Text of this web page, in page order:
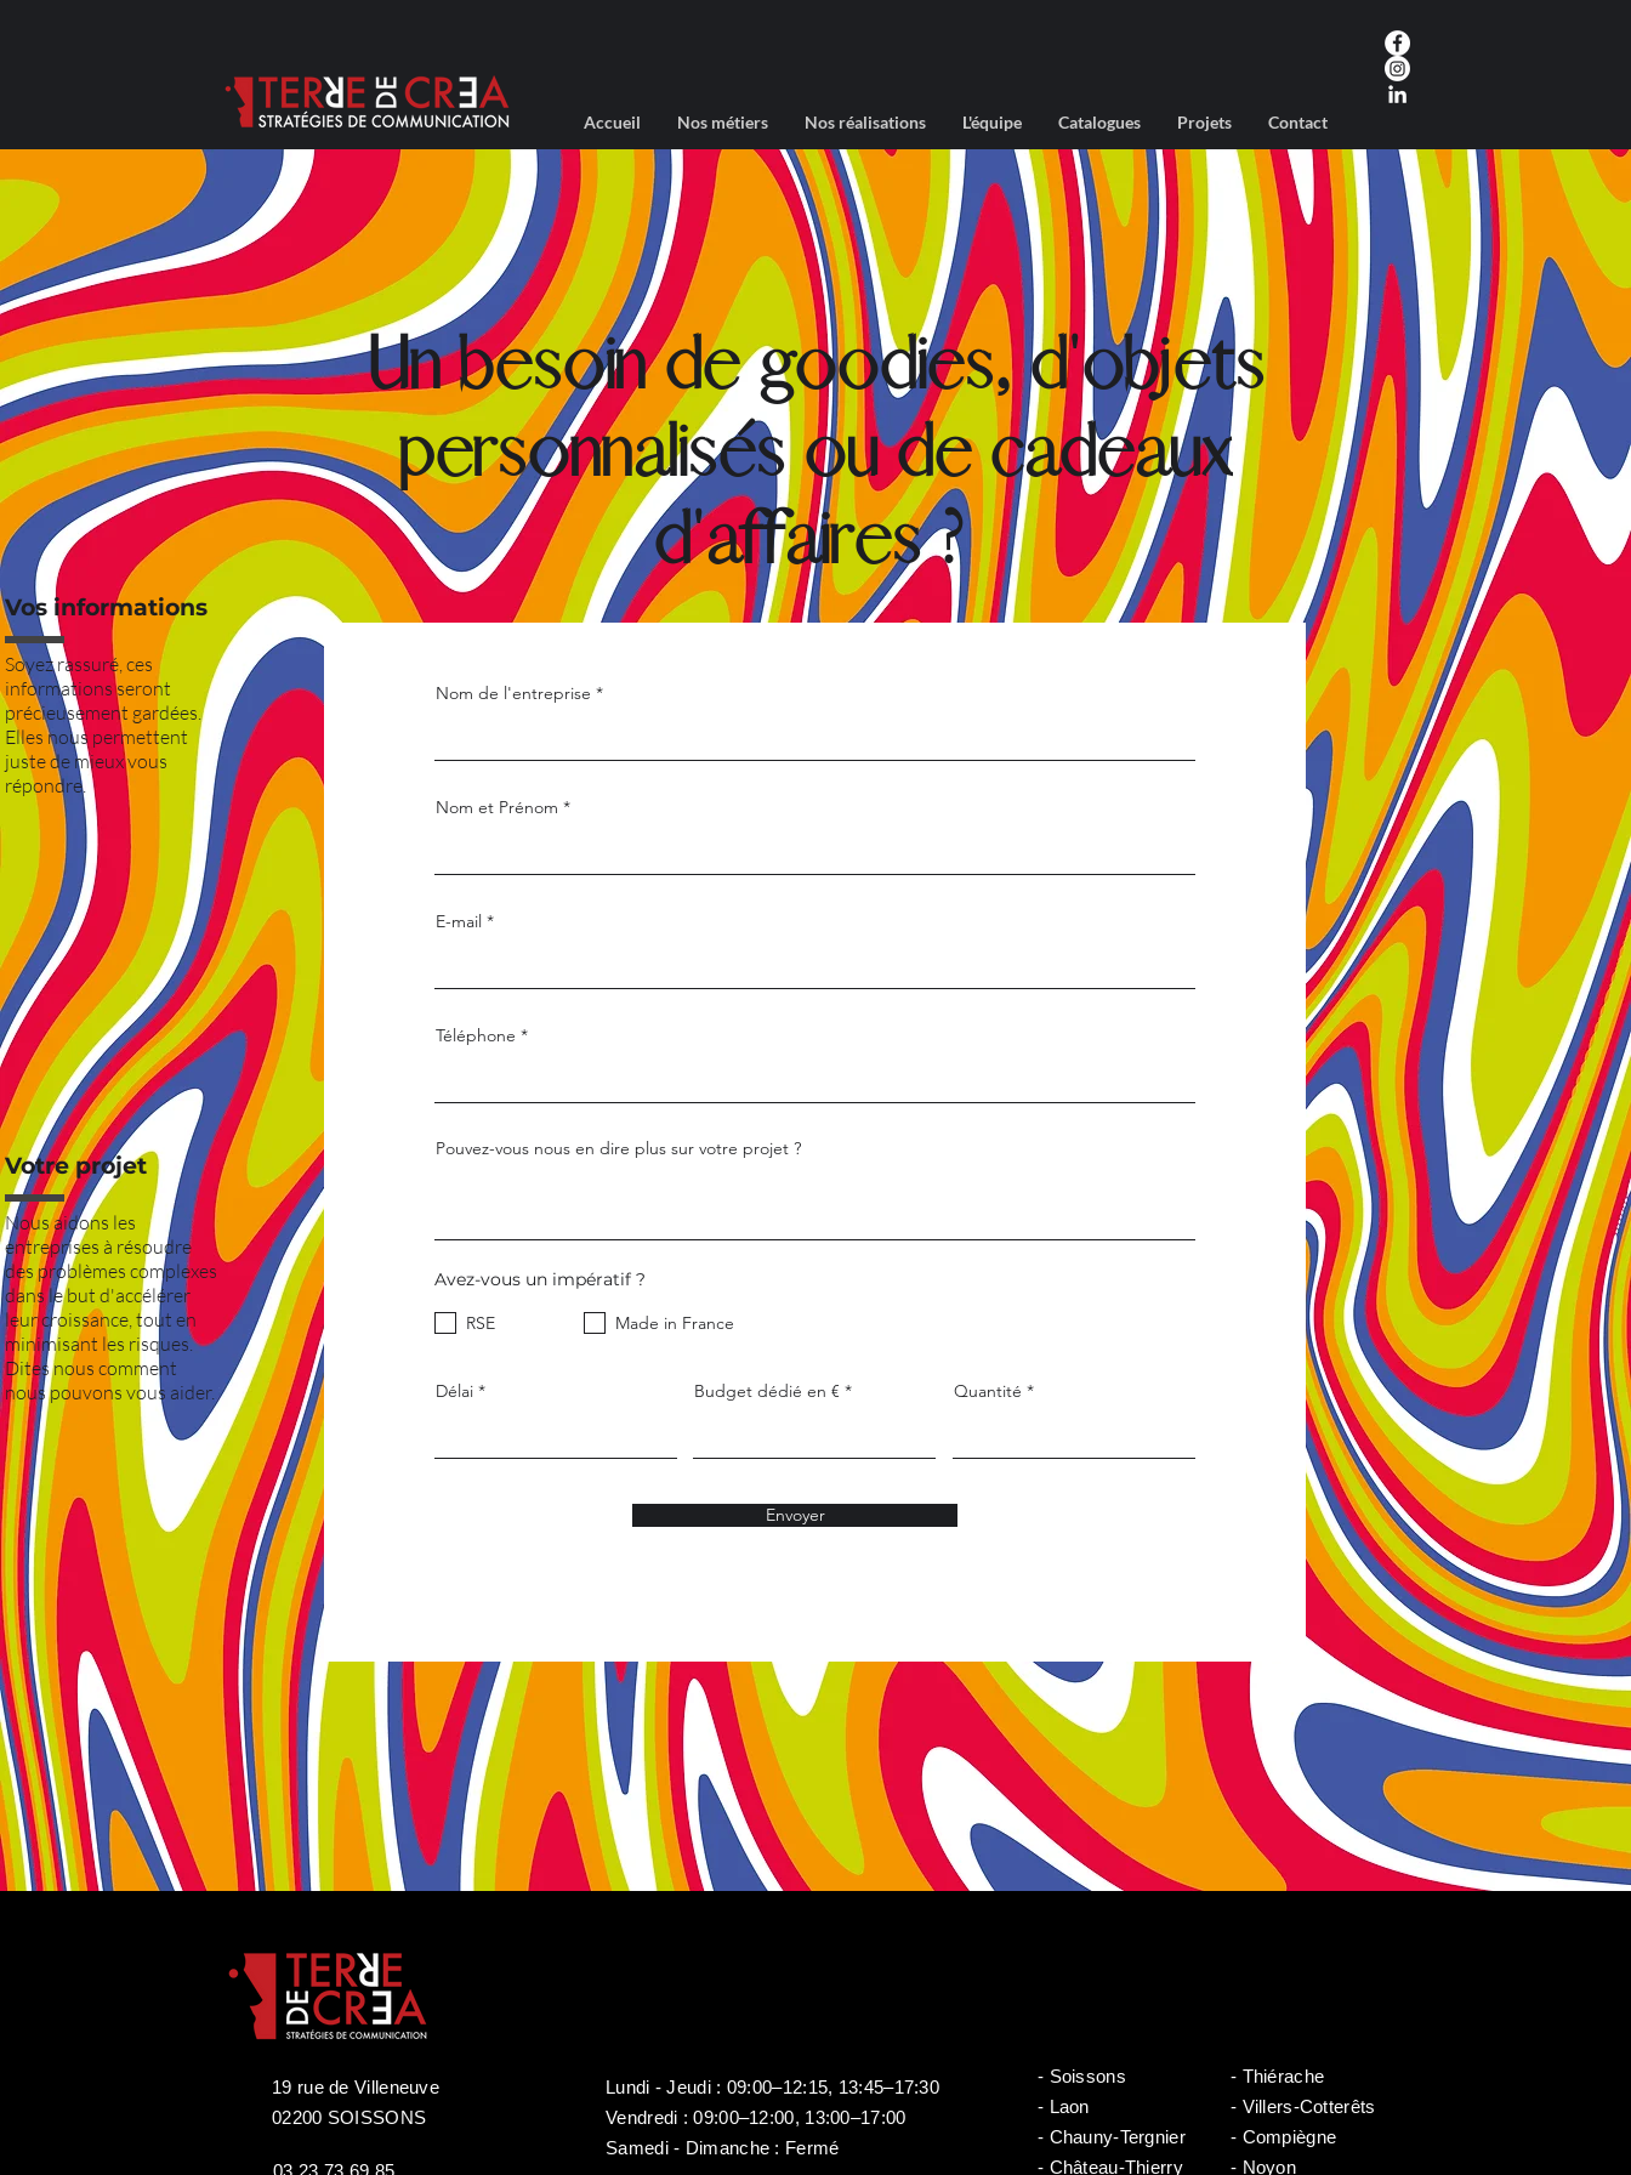
Accueil Nos métiers Nos réalisations L'équipe Catalogues Projets Contact
Un besoin de goodies, d'objets
personnalisés ou de cadeaux
d'affaires ?
Vos informations
Soyez rassuré, ces
informations seront
précieusement gardées.
Elles nous permettent
juste de mieux vous
répondre.
Votre projet
Nous aidons les
entreprises à résoudre
des problèmes complexes
dans le but d'accélérer
leur croissance, tout en
minimisant les risques.
Dites nous comment
nous pouvons vous aider.
Nom de l'entreprise
Nom et Prénom
E-mail
Téléphone
Pouvez-vous nous en dire plus sur votre projet ?
Avez-vous un impératif ?
RSE
Made in France
Délai Budget dédié en € Quantité
Envoyer
19 rue de Villeneuve
02200 SOISSONS
03 23 73 69 85
Lundi - Jeudi : 09:00–12:15, 13:45–17:30
​​Vendredi : 09:00–12:00, 13:00–17:00
Samedi - Dimanche : Fermé
- Soissons
- Laon
- Chauny-Tergnier
- Château-Thierry
- Thiérache
- Villers-Cotterêts
- Compiègne
- Noyon